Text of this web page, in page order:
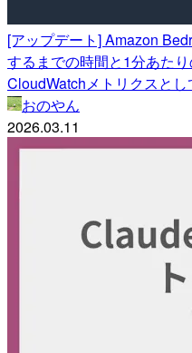
[アップデート] Amazon
するまでの時間と1分あた
CloudWatchメトリクスと
おのやん
2026.03.11